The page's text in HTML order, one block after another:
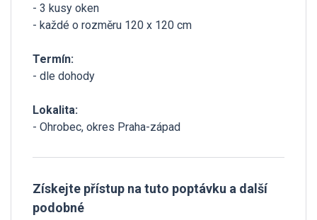
- 3 kusy oken
- každé o rozměru 120 x 120 cm
Termín:
- dle dohody
Lokalita:
- Ohrobec, okres Praha-západ
Získejte přístup na tuto poptávku a další
podobné